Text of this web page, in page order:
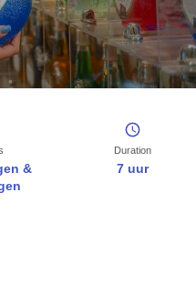
tour. Hotelophaalservice
&
Duration
7 uur